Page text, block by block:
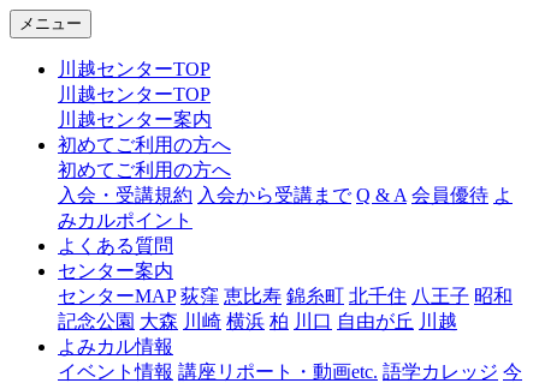
ャ
越
メニュー
川越センターTOP
川越センターTOP
川越センター案内
初めてご利用の方へ
初めてご利用の方へ
入会・受講規約 入会から受講まで Q & A 会員優待 よ
みカルポイント
よくある質問
センター案内
センターMAP 荻窪 恵比寿 錦糸町 北千住 八王子 昭和
記念公園 大森 川崎 横浜 柏 川口 自由が丘 川越
よみカル情報
イベント情報 講座リポート・動画etc. 語学カレッジ 今